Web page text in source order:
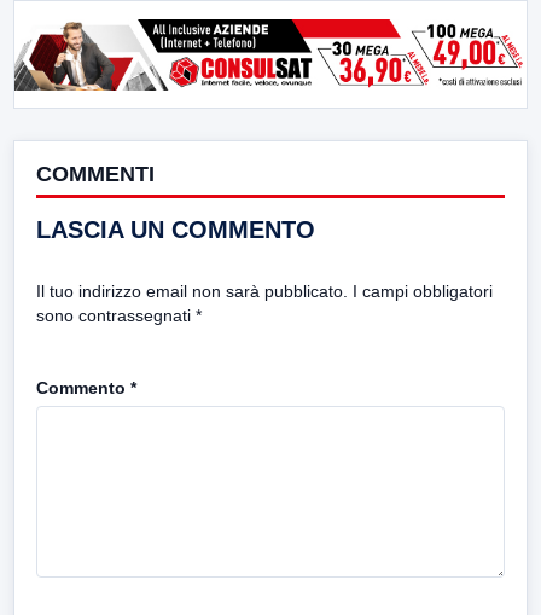
COMMENTI
LASCIA UN COMMENTO
Il tuo indirizzo email non sarà pubblicato. I campi obbligatori
sono contrassegnati *
Commento *